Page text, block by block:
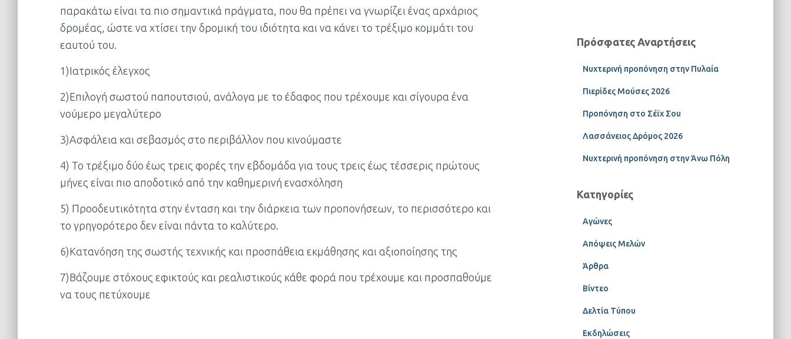
παρακάτω είναι τα πιο σημαντικά πράγματα, που θα πρέπει να γνωρίζει ένας αρχάριος
δρομέας, ώστε να χτίσει την δρομική του ιδιότητα και να κάνει το τρέξιμο κομμάτι του
εαυτού του.
1)Ιατρικός έλεγχος
2)Επιλογή σωστού παπουτσιού, ανάλογα με το έδαφος που τρέχουμε και σίγουρα ένα
νούμερο μεγαλύτερο
3)Ασφάλεια και σεβασμός στο περιβάλλον που κινούμαστε
4) Το τρέξιμο δύο έως τρεις φορές την εβδομάδα για τους τρεις έως τέσσερις πρώτους
μήνες είναι πιο αποδοτικό από την καθημερινή ενασχόληση
5) Προοδευτικότητα στην ένταση και την διάρκεια των προπονήσεων, το περισσότερο και
το γρηγορότερο δεν είναι πάντα το καλύτερο.
6)Κατανόηση της σωστής τεχνικής και προσπάθεια εκμάθησης και αξιοποίησης της
7)Βάζουμε στόχους εφικτούς και ρεαλιστικούς κάθε φορά που τρέχουμε και προσπαθούμε
να τους πετύχουμε
Πρόσφατες Αναρτήσεις
Νυχτερινή προπόνηση στην Πυλαία
Πιερίδες Μούσες 2026
Προπόνηση στο Σέϊχ Σου
Λασσάνειος Δρόμος 2026
Νυχτερινή προπόνηση στην Άνω Πόλη
Κατηγορίες
Αγώνες
Απόψεις Μελών
Άρθρα
Βίντεο
Δελτία Τύπου
Εκδηλώσεις